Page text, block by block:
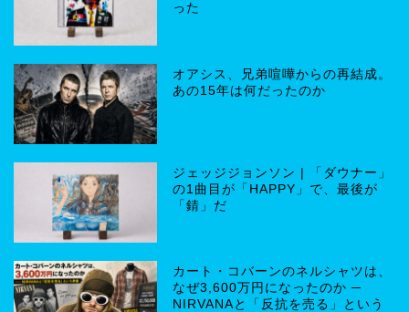
った
オアシス、兄弟喧嘩からの再結成。
あの15年は何だったのか
ジェッジジョンソン | 「ダウナー」
の1曲目が「HAPPY」で、最後が
「錆」だ
カート・コバーンのネルシャツは、
なぜ3,600万円になったのか ─
NIRVANAと「反抗を売る」という